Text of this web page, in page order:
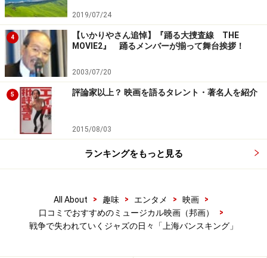
※記事内容は執筆時点のものです。最新の内容をご確認くださ
【編集部おすすめの購入サイト】
2019/07/24
4
【いかりやさん追悼】『踊る大捜査線 THE
MOVIE2』 踊るメンバーが揃って舞台挨拶！
2003/07/20
5 評論家以上？ 映画を語るタレント・著名人を紹介
2015/08/03
ランキングをもっと見る
All About > 趣味 > エンタメ > 映画
>
口コミでおすすめのミュージカル映画（邦画）
>
戦争で失われていくジャズの日々「上海バンスキング」